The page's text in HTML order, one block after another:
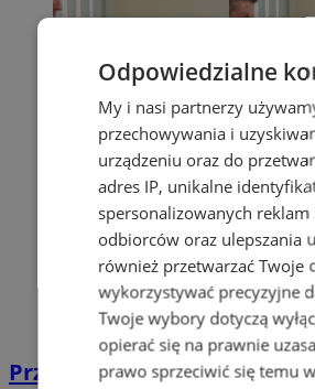
Przyszłość Wodzisławia
Odpowiedzialne
My i nasi partnerzy
przechowywania i
urządzeniu oraz do
adres IP, unikalne
spersonalizowanych
odbiorców oraz ulepszania
również przetwarzać Twoje
wykorzystywać precyzyjne
Twoje wybory dotyczą
opierać się na prawnie
prawo sprzeciwić się temu w